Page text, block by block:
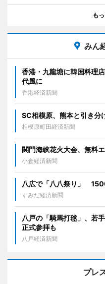
も
みん
香港・九龍塘に韓国料理
代風に
香港経済新聞
SC相模原、熊本と引き
相模原町田経済新聞
関門海峡花火大会、無料
小倉経済新聞
八広で「八八祭り」
すみだ経済新聞
八戸の「騎馬打毬」、若
正式参拝も
八戸経済新聞
プレ